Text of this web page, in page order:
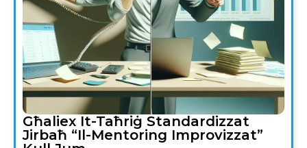
Għaliex It-Taħriġ Standardizzat
Jirbaħ “Il-Mentoring Improvizzat”